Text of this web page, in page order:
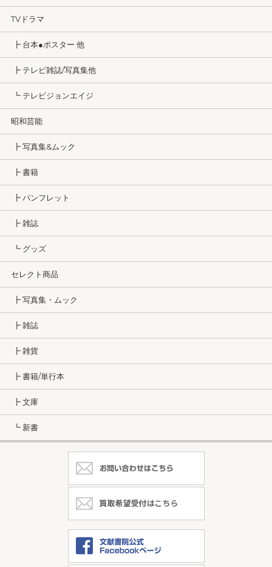
TVドラマ
┣ 台本●ポスター 他
┣ テレビ雑誌/写真集他
┗ テレビジョンエイジ
昭和芸能
┣ 写真集&ムック
┣ 書籍
┣ パンフレット
┣ 雑誌
┗ グッズ
セレクト商品
┣ 写真集・ムック
┣ 雑誌
┣ 雑貨
┣ 書籍/単行本
┣ 文庫
┗ 新書